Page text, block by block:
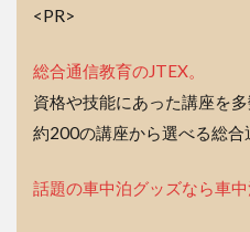
<PR>
総合通信教育のJTEX。
資格や技能にあった講座を多
約200の講座から選べる総合
話題の車中泊グッズなら車